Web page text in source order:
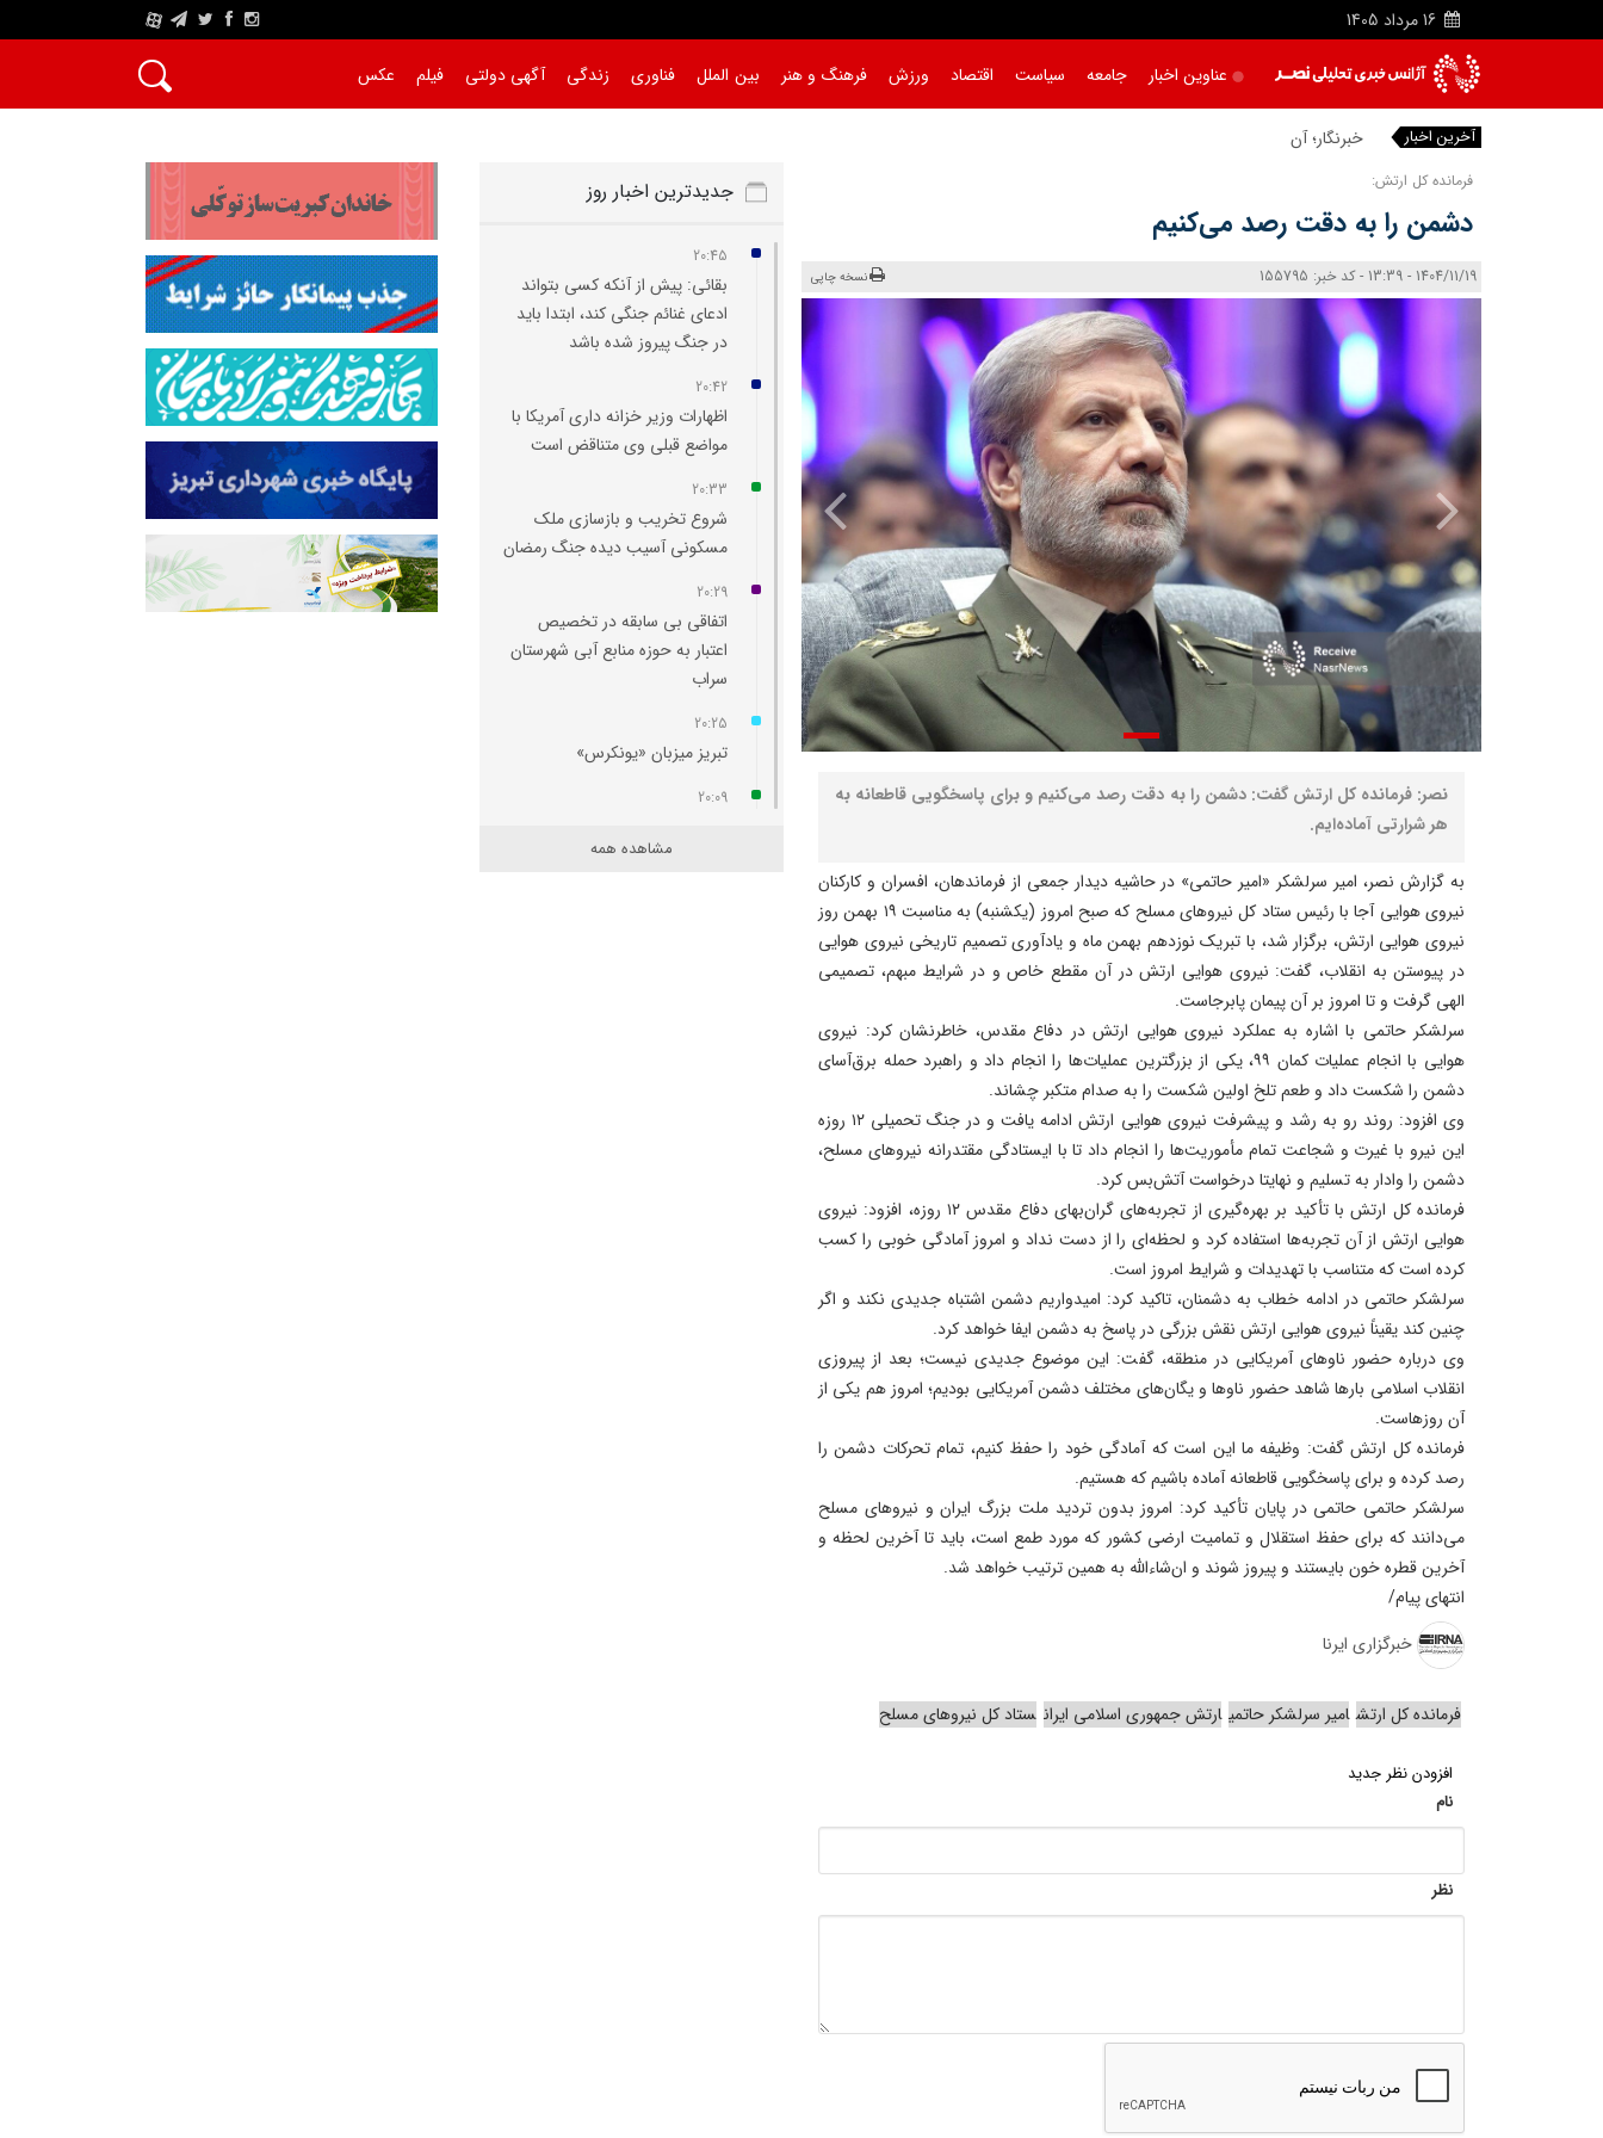
16 مرداد 1405
A
عناوین اخبار جامعه سیاست اقتصاد ورزش فرهنگ و هنر بین الملل فناوری زندگی آگهی دولتی فیلم عکس
آخرین اخبار خبرنگار؛ آنکه می‌ پر
فرمانده کل ارتش:
دشمن را به دقت رصد می‌کنیم
1404/11/19 - 13:39 - کد خبر: 155795 نسخه چاپی
نصر: فرمانده کل ارتش گفت: دشمن را به دقت رصد می‌کنیم و برای پاسخگویی قاطعانه به
هر شرارتی آماده‌ایم.
به گزارش نصر، امیر سرلشکر «امیر حاتمی» در حاشیه دیدار جمعی از فرماندهان، افسران و کارکنان
نیروی هوایی آجا با رئیس ستاد کل نیروهای مسلح که صبح امروز (یکشنبه) به مناسبت ۱۹ بهمن روز
نیروی هوایی ارتش، برگزار شد، با تبریک نوزدهم بهمن ماه و یادآوری تصمیم تاریخی نیروی هوایی
در پیوستن به انقلاب، گفت: نیروی هوایی ارتش در آن مقطع خاص و در شرایط مبهم، تصمیمی
الهی گرفت و تا امروز بر آن پیمان پابرجاست.
سرلشکر حاتمی با اشاره به عملکرد نیروی هوایی ارتش در دفاع مقدس، خاطرنشان کرد: نیروی
هوایی با انجام عملیات کمان ۹۹، یکی از بزرگترین عملیات‌ها را انجام داد و راهبرد حمله برق‌آسای
دشمن را شکست داد و طعم تلخ اولین شکست را به صدام متکبر چشاند.
وی افزود: روند رو به رشد و پیشرفت نیروی هوایی ارتش ادامه یافت و در جنگ تحمیلی ۱۲ روزه
این نیرو با غیرت و شجاعت تمام مأموریت‌ها را انجام داد تا با ایستادگی مقتدرانه نیروهای مسلح،
دشمن را وادار به تسلیم و نهایتا درخواست آتش‌بس کرد.
فرمانده کل ارتش با تأکید بر بهره‌گیری از تجربه‌های گران‌بهای دفاع مقدس ۱۲ روزه، افزود: نیروی
هوایی ارتش از آن تجربه‌ها استفاده کرد و لحظه‌ای را از دست نداد و امروز آمادگی خوبی را کسب
کرده است که متناسب با تهدیدات و شرایط امروز است.
سرلشکر حاتمی در ادامه خطاب به دشمنان، تاکید کرد: امیدواریم دشمن اشتباه جدیدی نکند و اگر
چنین کند یقیناً نیروی هوایی ارتش نقش بزرگی در پاسخ به دشمن ایفا خواهد کرد.
وی درباره حضور ناوهای آمریکایی در منطقه، گفت: این موضوع جدیدی نیست؛ بعد از پیروزی
انقلاب اسلامی بارها شاهد حضور ناوها و یگان‌های مختلف دشمن آمریکایی بودیم؛ امروز هم یکی از
آن روزهاست.
فرمانده کل ارتش گفت: وظیفه ما این است که آمادگی خود را حفظ کنیم، تمام تحرکات دشمن را
رصد کرده و برای پاسخگویی قاطعانه آماده باشیم که هستیم.
سرلشکر حاتمی حاتمی در پایان تأکید کرد: امروز بدون تردید ملت بزرگ ایران و نیروهای مسلح
می‌دانند که برای حفظ استقلال و تمامیت ارضی کشور که مورد طمع است، باید تا آخرین لحظه و
آخرین قطره خون بایستند و پیروز شوند و ان‌شاءالله به همین ترتیب خواهد شد.
انتهای پیام/
خبرگزاری ایرنا
فرمانده کل ارتش امیر سرلشکر حاتمی ارتش جمهوری اسلامی ایران ستاد کل نیروهای مسلح
افزودن نظر جدید
نام
نظر
جدیدترین اخبار روز
20:45
بقائی: پیش از آنکه کسی بتواند
ادعای غنائم جنگی کند، ابتدا باید
در جنگ پیروز شده باشد
20:42
اظهارات وزیر خزانه‌ داری آمریکا با
مواضع قبلی وی متناقض است
20:33
شروع تخریب و بازسازی ملک
مسکونی آسیب‌ دیده جنگ رمضان
20:29
اتفاقی بی سابقه در تخصیص
اعتبار به حوزه منابع آبی شهرستان
سراب
20:25
تبریز میزبان «یونکرس»
20:09
مشاهده همه